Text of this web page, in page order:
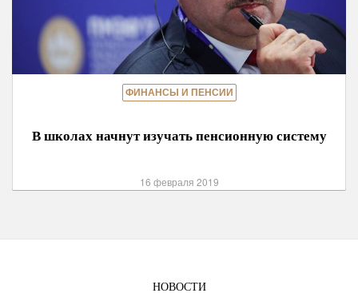
ФИНАНСЫ И ПЕНСИИ
В школах начнут изучать пенсионную систему
16 февраля 2019
НОВОСТИ